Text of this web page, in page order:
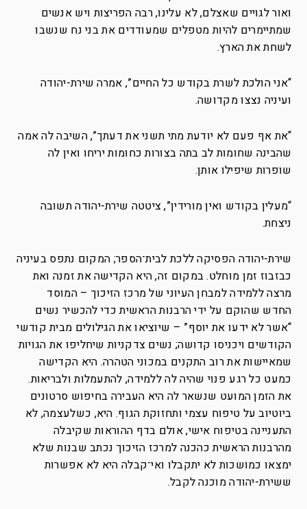
ואור לגויים שאצלם, לא עלינו, רבה הפריצות ויש אנשים
שמתיימרים להיות מטפלים שמעודדים את בני נח שנשבו
לשחת את הארץ.
“אני הולכת לשרת בקודש כל החיים”, אמרה שירת-יהודה
ועיניה נצצו מקדושה.
“את אף פעם לא יודעת מתי תשני את דעתך”, השיבה לה אמה
שהבינה שחומות לב בתה בצורות כחומות יריחו ואין לה
שופרות שיפילו אותן.
“מעלין בקודש ואין מורידין”, ציטטה שירת-יהודה תשובה
ניצחת.
שירת-יהודה הפסיקה ללכת לבית־הספר; המקום נתפס בעיניה
כבזבוז זמן מוחלט. במקום זה, היא הקדישה את זמנה ואת
מרצה ללמידה למבחן העיוני של מרכז הזיכוך – המוסד
החדש שהוקם על ידי הרבנות הראשית כדי להכשיר נשים
“אשר לא ידעו את יוסף” – שיוציאו את הגילולים מבית קודשי
הקודשים ויכניסו קדושה; נשים צדקניות שיחליפו את הגויות
שמאיישות את רוב התקנים במכוני הטהרה. היא הקדישה
כמעט כל רגע פנוי שהיה לה ללמידה, להתעמלות ולבריאות.
את הזמן המועט שנשאר לה היא העבירה בחיפוש סרטונים
ביוטיוב על טיפוח עצמי ותחזוקת הגוף. היא, כשלעצמה, לא
התעניינה בטיפוח אישי, אולם בדף ההוראות שקיבלה
מהרבנות הראשית כהכנה למרכז הזיכוך נכתב שבנות שלא
ימצאו כמושכות לא יתקבלו ואי־קבלה היא לא אפשרות
ששירת-יהודה מוכנה לקבל.